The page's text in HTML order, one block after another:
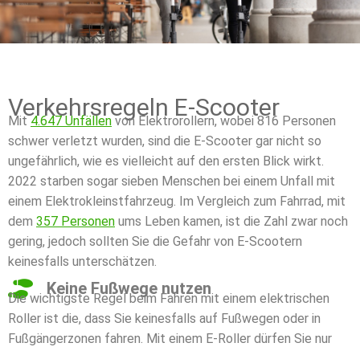
Verkehrsregeln E-Scooter
Mit4.647 Unfällenvon Elektrorollern, wobei 816 Personen
schwer verletzt wurden, sind die E-Scooter gar nicht so
ungefährlich, wie es vielleicht auf den ersten Blick wirkt.
2022 starben sogar sieben Menschen bei einem Unfall mit
einem Elektrokleinstfahrzeug. Im Vergleich zum Fahrrad, mit
dem 357 Personen ums Leben kamen, ist die Zahl zwar noch
gering, jedoch sollten Sie die Gefahr von E-Scootern
keinesfalls unterschätzen.
Keine Fußwege nutzen
Die wichtigste Regel beim Fahren mit einem elektrischen
Roller ist die, dass Sie keinesfalls auf Fußwegen oder in
Fußgängerzonen fahren. Mit einem E-Roller dürfen Sie nur